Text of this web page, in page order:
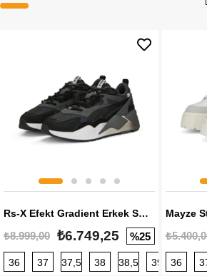
Rs-X Efekt Gradient Erkek Sneaker
₺8.999,00 ₺6.749,25 %25
36 37 37,5 38 38,5 39 40
36